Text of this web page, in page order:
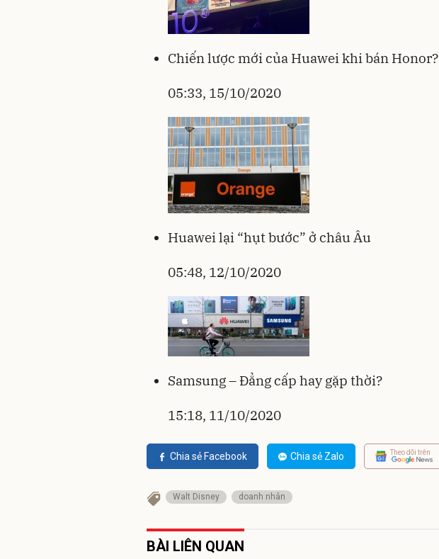
Chiến lược mới của Huawei khi bán Honor?
05:33, 15/10/2020
Huawei lại “hụt bước” ở châu Âu
05:48, 12/10/2020
Samsung – Đẳng cấp hay gặp thời?
15:18, 11/10/2020
Chia sẻ Facebook Chia sẻ Zalo Theo dõi trên
Walt Disney doanh nhân
BÀI LIÊN QUAN